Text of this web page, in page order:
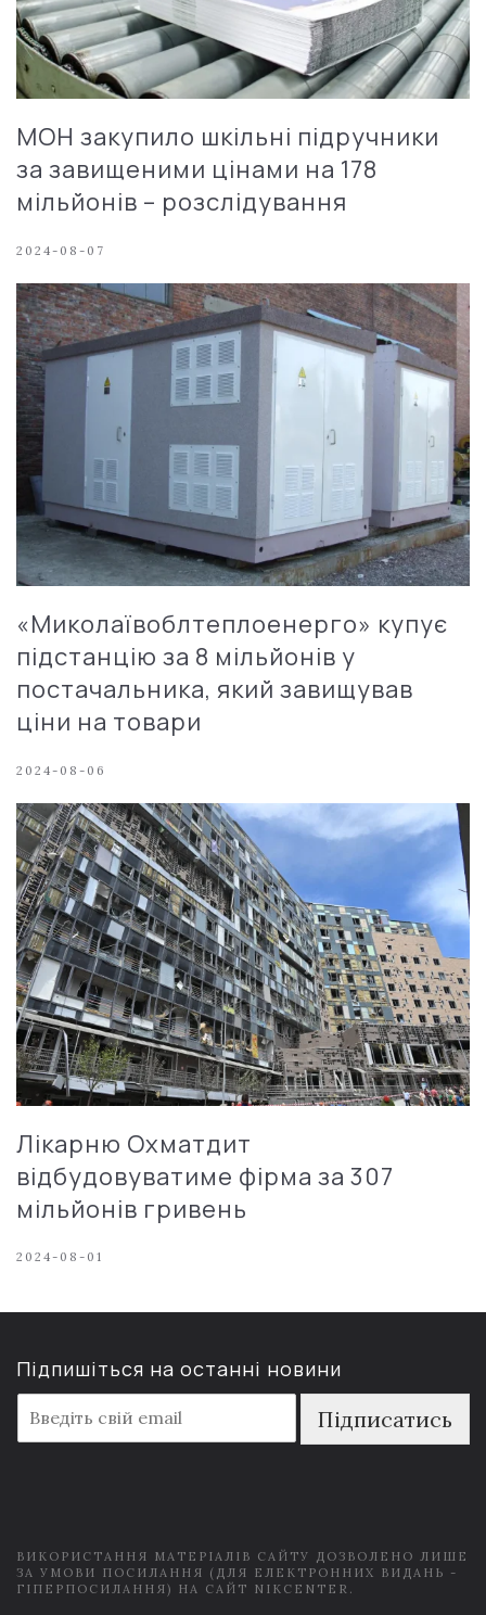
МОН закупило шкільні підручники
за завищеними цінами на 178
мільйонів – розслідування
2024-08-07
«Миколаївоблтеплоенерго» купує
підстанцію за 8 мільйонів у
постачальника, який завищував
ціни на товари
2024-08-06
Лікарню Охматдит
відбудовуватиме фірма за 307
мільйонів гривень
2024-08-01
Підпишіться на останні новини
m
a
Підписатись
ВИКОРИСТАННЯ МАТЕРІАЛІВ САЙТУ ДОЗВОЛЕНО ЛИШЕ
ЗА УМОВИ ПОСИЛАННЯ (ДЛЯ ЕЛЕКТРОННИХ ВИДАНЬ -
ГІПЕРПОСИЛАННЯ) НА САЙТ NIKCENTER.